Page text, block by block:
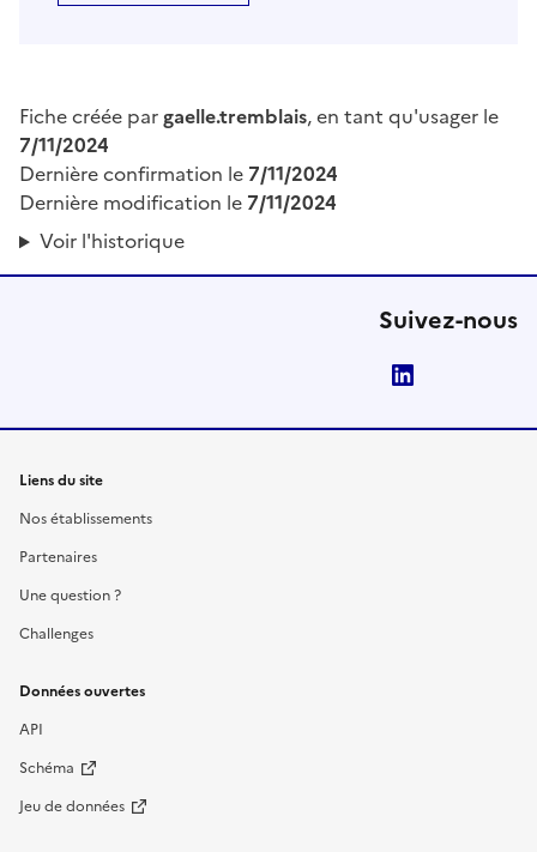
Fiche créée pargaelle.tremblais, en tant qu'usager le
7/11/2024
Dernière confirmation le 7/11/2024
Dernière modification le 7/11/2024
Voir l'historique
Suivez-nous
Liens du site
Nos établissements
Partenaires
Une question ?
Challenges
Données ouvertes
API
Schéma
Jeu de données